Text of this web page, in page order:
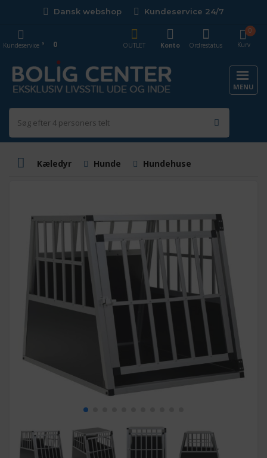
Dansk webshop Kundeservice 24/7
Kurv
0
OUTLET
Konto Ordrestatus
Kundeservice 0
MENU
Kæledyr Hunde Hundehuse